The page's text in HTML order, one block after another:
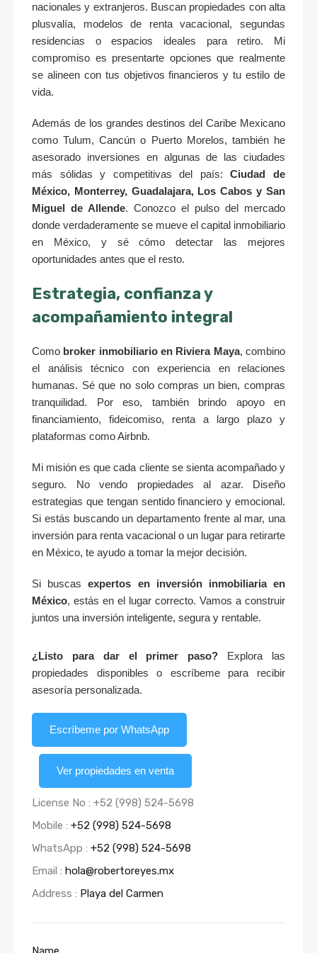
nacionales y extranjeros. Buscan propiedades con alta
plusvalía, modelos de renta vacacional, segundas
residencias o espacios ideales para retiro. Mi
compromiso es presentarte opciones que realmente
se alineen con tus objetivos financieros y tu estilo de
vida.
Además de los grandes destinos del Caribe Mexicano
como Tulum, Cancún o Puerto Morelos, también he
asesorado inversiones en algunas de las ciudades
más sólidas y competitivas del país:Ciudad de
México, Monterrey, Guadalajara, Los Cabos y San
Miguel de Allende. Conozco el pulso del mercado
donde verdaderamente se mueve el capital inmobiliario
en México, y sé cómo detectar las mejores
oportunidades antes que el resto.
Estrategia, confianza y
acompañamiento integral
Como broker inmobiliario en Riviera Maya, combino
el análisis técnico con experiencia en relaciones
humanas. Sé que no solo compras un bien, compras
tranquilidad. Por eso, también brindo apoyo en
financiamiento, fideicomiso, renta a largo plazo y
plataformas como Airbnb.
Mi misión es que cada cliente se sienta acompañado y
seguro. No vendo propiedades al azar. Diseño
estrategias que tengan sentido financiero y emocional.
Si estás buscando un departamento frente al mar, una
inversión para renta vacacional o un lugar para retirarte
en México, te ayudo a tomar la mejor decisión.
Si buscasexpertos en inversión inmobiliaria en
México, estás en el lugar correcto. Vamos a construir
juntos una inversión inteligente, segura y rentable.
¿Listo para dar el primer paso? Explora las
propiedades disponibles o escríbeme para recibir
asesoría personalizada.
Escríbeme por WhatsApp
Ver propiedades en venta
License No : +52 (998) 524-5698
Mobile : +52 (998) 524-5698
WhatsApp : +52 (998) 524-5698
Email : hola@robertoreyes.mx
Address : Playa del Carmen